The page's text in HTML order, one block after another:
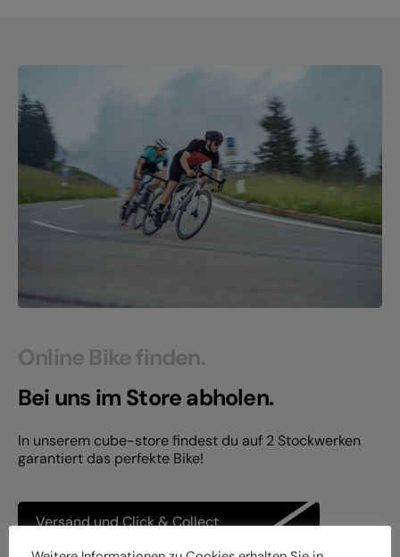
Online Bike finden.
Bei uns im Store abholen.
In unserem cube-store findest du auf 2 Stockwerken
garantiert das perfekte Bike!
Versand und Click & Collect